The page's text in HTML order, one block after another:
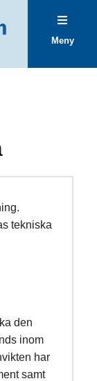
Meny
tekniska
den
inom
har
samt